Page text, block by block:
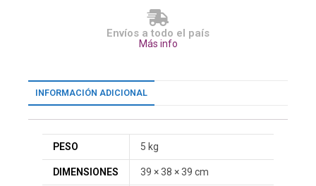
Envíos a todo el país
Más info
INFORMACIÓN ADICIONAL
PESO 5 kg
DIMENSIONES 39 × 38 × 39 cm